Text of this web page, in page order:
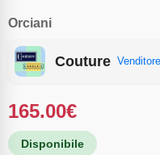
Orciani
Couture
165.00€
Disponibile